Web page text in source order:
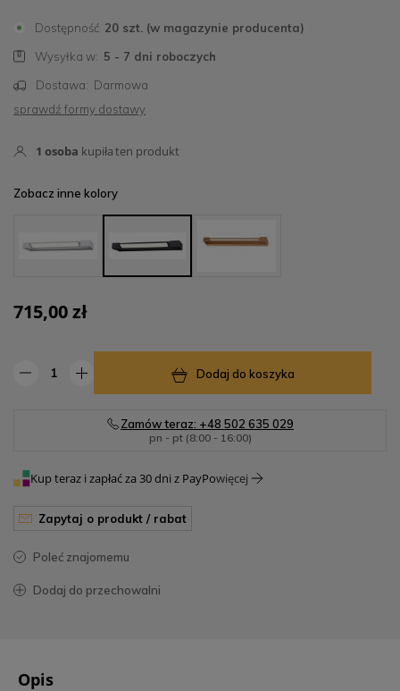
Dostępność 20 szt. (w magazynie producenta)
Wysyłka w: 5 - 7 dni roboczych
Dostawa: Darmowa
sprawdź formy dostawy
1 osoba kupiłaten produkt
Zobacz inne kolory
715,00 zł
Dodaj do koszyka
Zamów teraz: +48 502 635 029
pn - pt (8:00 - 16:00)
Kup teraz i zapłać za 30 dni z PayPowięcej
zapytaj o produkt / rabat
poleć znajomemu
dodaj do przechowalni
Opis